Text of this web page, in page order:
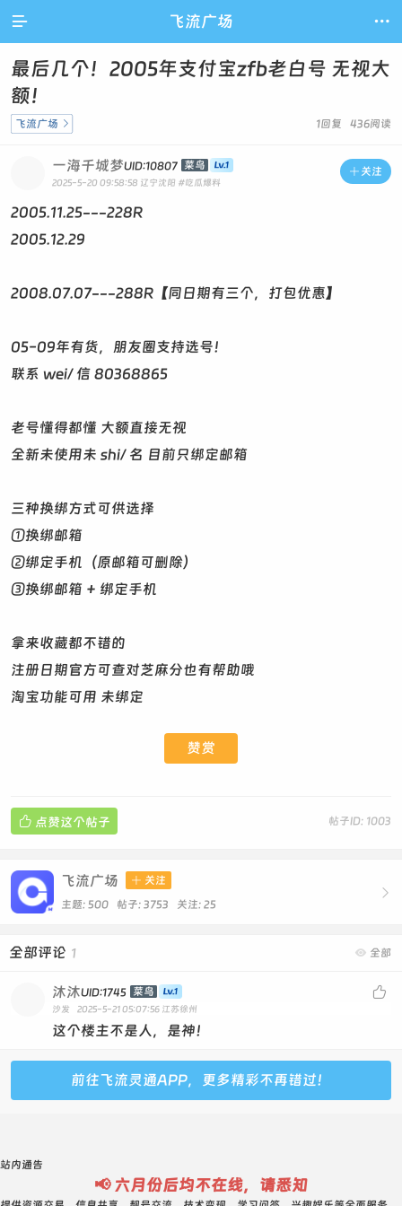
 飞流广场 
最后几个！2005年支付宝zfb老白号 无视大
额！
1回复 436阅读
飞流广场 
 关注
一海千城梦UID:10807 菜鸟
2025-5-20 09:58:58 辽宁沈阳 #吃瓜爆料
2005.11.25---228R
2005.12.29
2008.07.07---288R【同日期有三个，打包优惠】
05-09年有货，朋友圈支持选号！
联系 wei/ 信 80368865
老号懂得都懂 大额直接无视
全新未使用未 shi/ 名 目前只绑定邮箱
三种换绑方式可供选择
①换绑邮箱
②绑定手机（原邮箱可删除）
③换绑邮箱 + 绑定手机
拿来收藏都不错的
注册日期官方可查对芝麻分也有帮助哦
淘宝功能可用 未绑定
赞赏
帖子ID: 1003
 点赞这个帖子

飞流广场  关注
主题: 500 帖子: 3753 关注: 25
 全部
全部评论 1

沐沐UID:1745 菜鸟
沙发 2025-5-21 05:07:56 江苏徐州
这个楼主不是人，是神！
前往飞流灵通APP，更多精彩不再错过！
站内通告
📢 六月份后均不在线，请悉知